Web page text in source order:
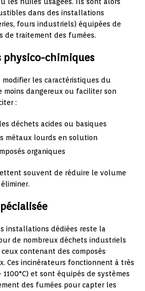
dans des installations
fours industriels) équipées de
de traitement des fumées.
physico-chimiques
modifier les caractéristiques du
moins dangereux ou faciliter son
:
déchets acides ou basiques
métaux lourds en solution
organiques
souvent de réduire le volume
installations dédiées reste la
de nombreux déchets industriels
contenant des composés
Ces incinérateurs fonctionnent à très
et sont équipés de systèmes
des fumées pour capter les